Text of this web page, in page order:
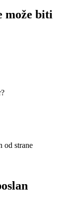
može biti
od strane